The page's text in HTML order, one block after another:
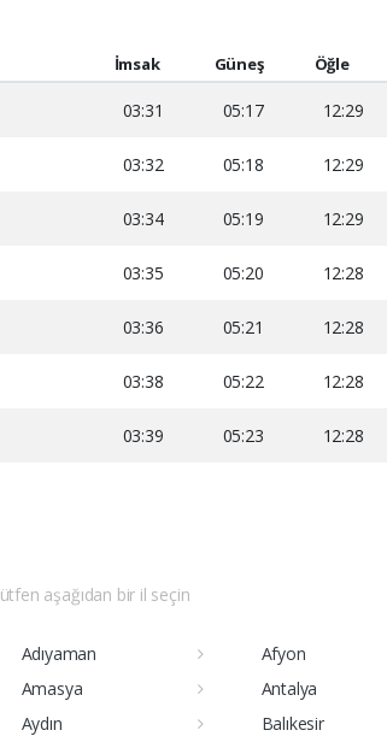
İmsak Güneş Öğle
03:31 05:17 12:29
03:32 05:18 12:29
03:34 05:19 12:29
03:35 05:20 12:28
03:36 05:21 12:28
03:38 05:22 12:28
03:39 05:23 12:28
aşağıdan bir il seçin
Adıyaman Afyon
Amasya Antalya
Aydın Balıkesir